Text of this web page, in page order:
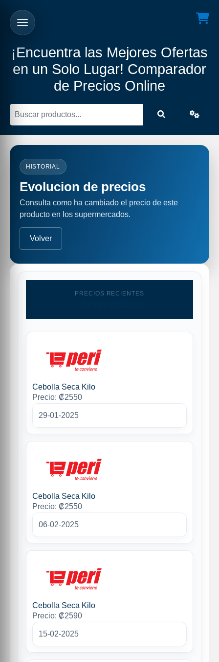
¡Encuentra las Mejores Ofertas
en un Solo Lugar! Comparador
de Precios Online
HISTORIAL
Evolucion de precios
Consulta como ha cambiado el precio de este
producto en los supermercados.
Volver
PRECIOS RECIENTES
Cebolla Seca Kilo
Precio: ₡2550
29-01-2025
Cebolla Seca Kilo
Precio: ₡2550
06-02-2025
Cebolla Seca Kilo
Precio: ₡2590
15-02-2025